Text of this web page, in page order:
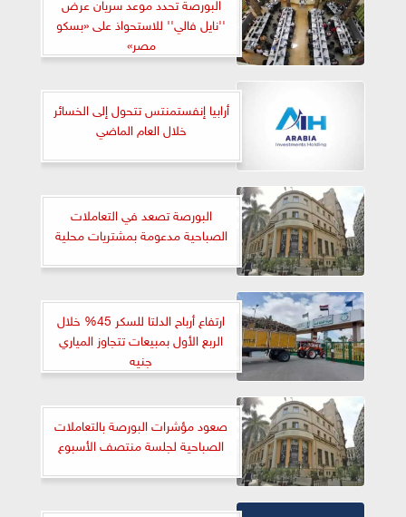
''نايل فالي'' للاستحواذ على «بسكو
مصر»
أرابيا إنفستمنتس تتحول إلى الخسائر
خلال العام الماضي
البورصة تصعد في التعاملات
الصباحية مدعومة بمشتريات محلية
ارتفاع أرباح الدلتا للسكر 45% خلال
الربع الأول بمبيعات تتجاوز المياري
جنيه
صعود مؤشرات البورصة بالتعاملات
الصباحية لجلسة منتصف الأسبوع